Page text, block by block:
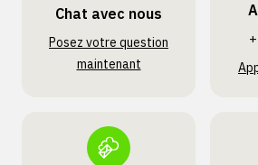
Chat avec nous
Posez votre question
maintenant